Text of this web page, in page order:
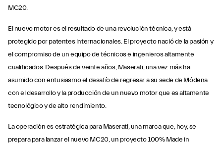
MC20.
El nuevo motor es el resultado de una revolución técnica, y está
protegido por patentes internacionales. El proyecto nació de la pasión y
el compromiso de un equipo de técnicos e ingenieros altamente
cualificados. Después de veinte años, Maserati, una vez más ha
asumido con entusiasmo el desafío de regresar a su sede de Módena
con el desarrollo y la producción de un nuevo motor que es altamente
tecnológico y de alto rendimiento.
La operación es estratégica para Maserati, una marca que, hoy, se
prepara para lanzar el nuevo MC20, un proyecto 100% Made in